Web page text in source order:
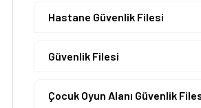
Hastane Güvenlik Filesi
Güvenlik Filesi
Çocuk Oyun Alanı Güvenlik